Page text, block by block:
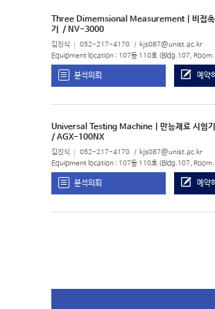
Three Dimemsional Measurement | 비접촉
기
/ NV-3000
김진식 052-217-4170 kjs087@unist.ac.kr
Equipment location : 107동 110호 (Bldg.107,
분석의뢰 예약
Universal Testing Machine | 만능재료 시험기
/ AGX-100NX
김진식 052-217-4170 kjs087@unist.ac.kr
Equipment location : 107동 110호 (Bldg.107,
분석의뢰 예약